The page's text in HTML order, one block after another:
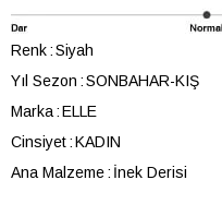
Renk Siyah
Yıl Sezon SONBAHAR-KIŞ
Marka ELLE
Cinsiyet KADIN
Ana Malzeme İnek Derisi